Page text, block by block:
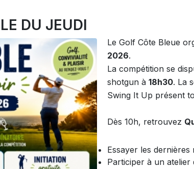
DU JEUDI
Le Golf Côte Bleue
2026.
La compétition se
shotgun à 18h30. La
Swing It Up présent
Dès 10h, retrouvez
Essayer les dernières
Participer à un atelier